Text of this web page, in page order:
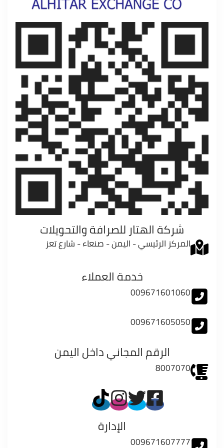
شركة الهتار للصرافة والتحويلات
المركز الرئيسي - اليمن - صنعاء - شارع تعز
خدمة العملاء
009671601060
009671605050
الرقم المجاني داخل اليمن
8007070
الإدارة
009671607777